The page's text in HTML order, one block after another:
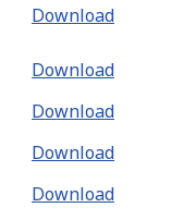
Download
Download
Download
Download
Download